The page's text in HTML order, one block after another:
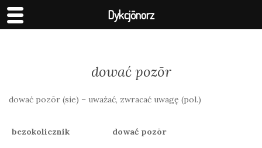
dować pozōr
dować pozōr (sie) – uważać, zwracać uwagę (pol.)
bezokolicznik dować pozōr
Dykcjōnorz